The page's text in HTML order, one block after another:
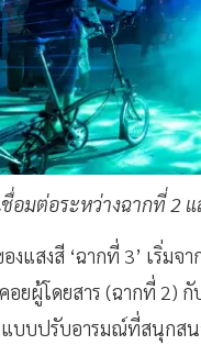
อมต่อระหว่างฉากที่ 2
งแสงสี ‘ฉากที่ 3’ เริ่มจ
อยผู้โดยสาร (ฉากที่ 2)
บบปรับอารมณ์ที่สนุกสน